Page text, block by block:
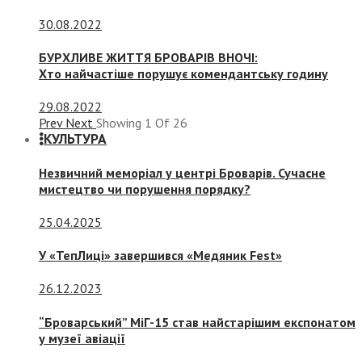
30.08.2022
БУРХЛИВЕ ЖИТТЯ БРОВАРІВ ВНОЧІ:
Хто найчастіше порушує комендантську годину
29.08.2022
Prev Next Showing 1 Of 26
КУЛЬТУРА
Незвичний меморіал у центрі Броварів. Сучасне
мистецтво чи порушення порядку?
25.04.2025
У «ТепЛиці» завершився «Медяник Fest»
26.12.2023
“Броварський” МіГ-15 став найстарішим експонатом
у музеї авіації